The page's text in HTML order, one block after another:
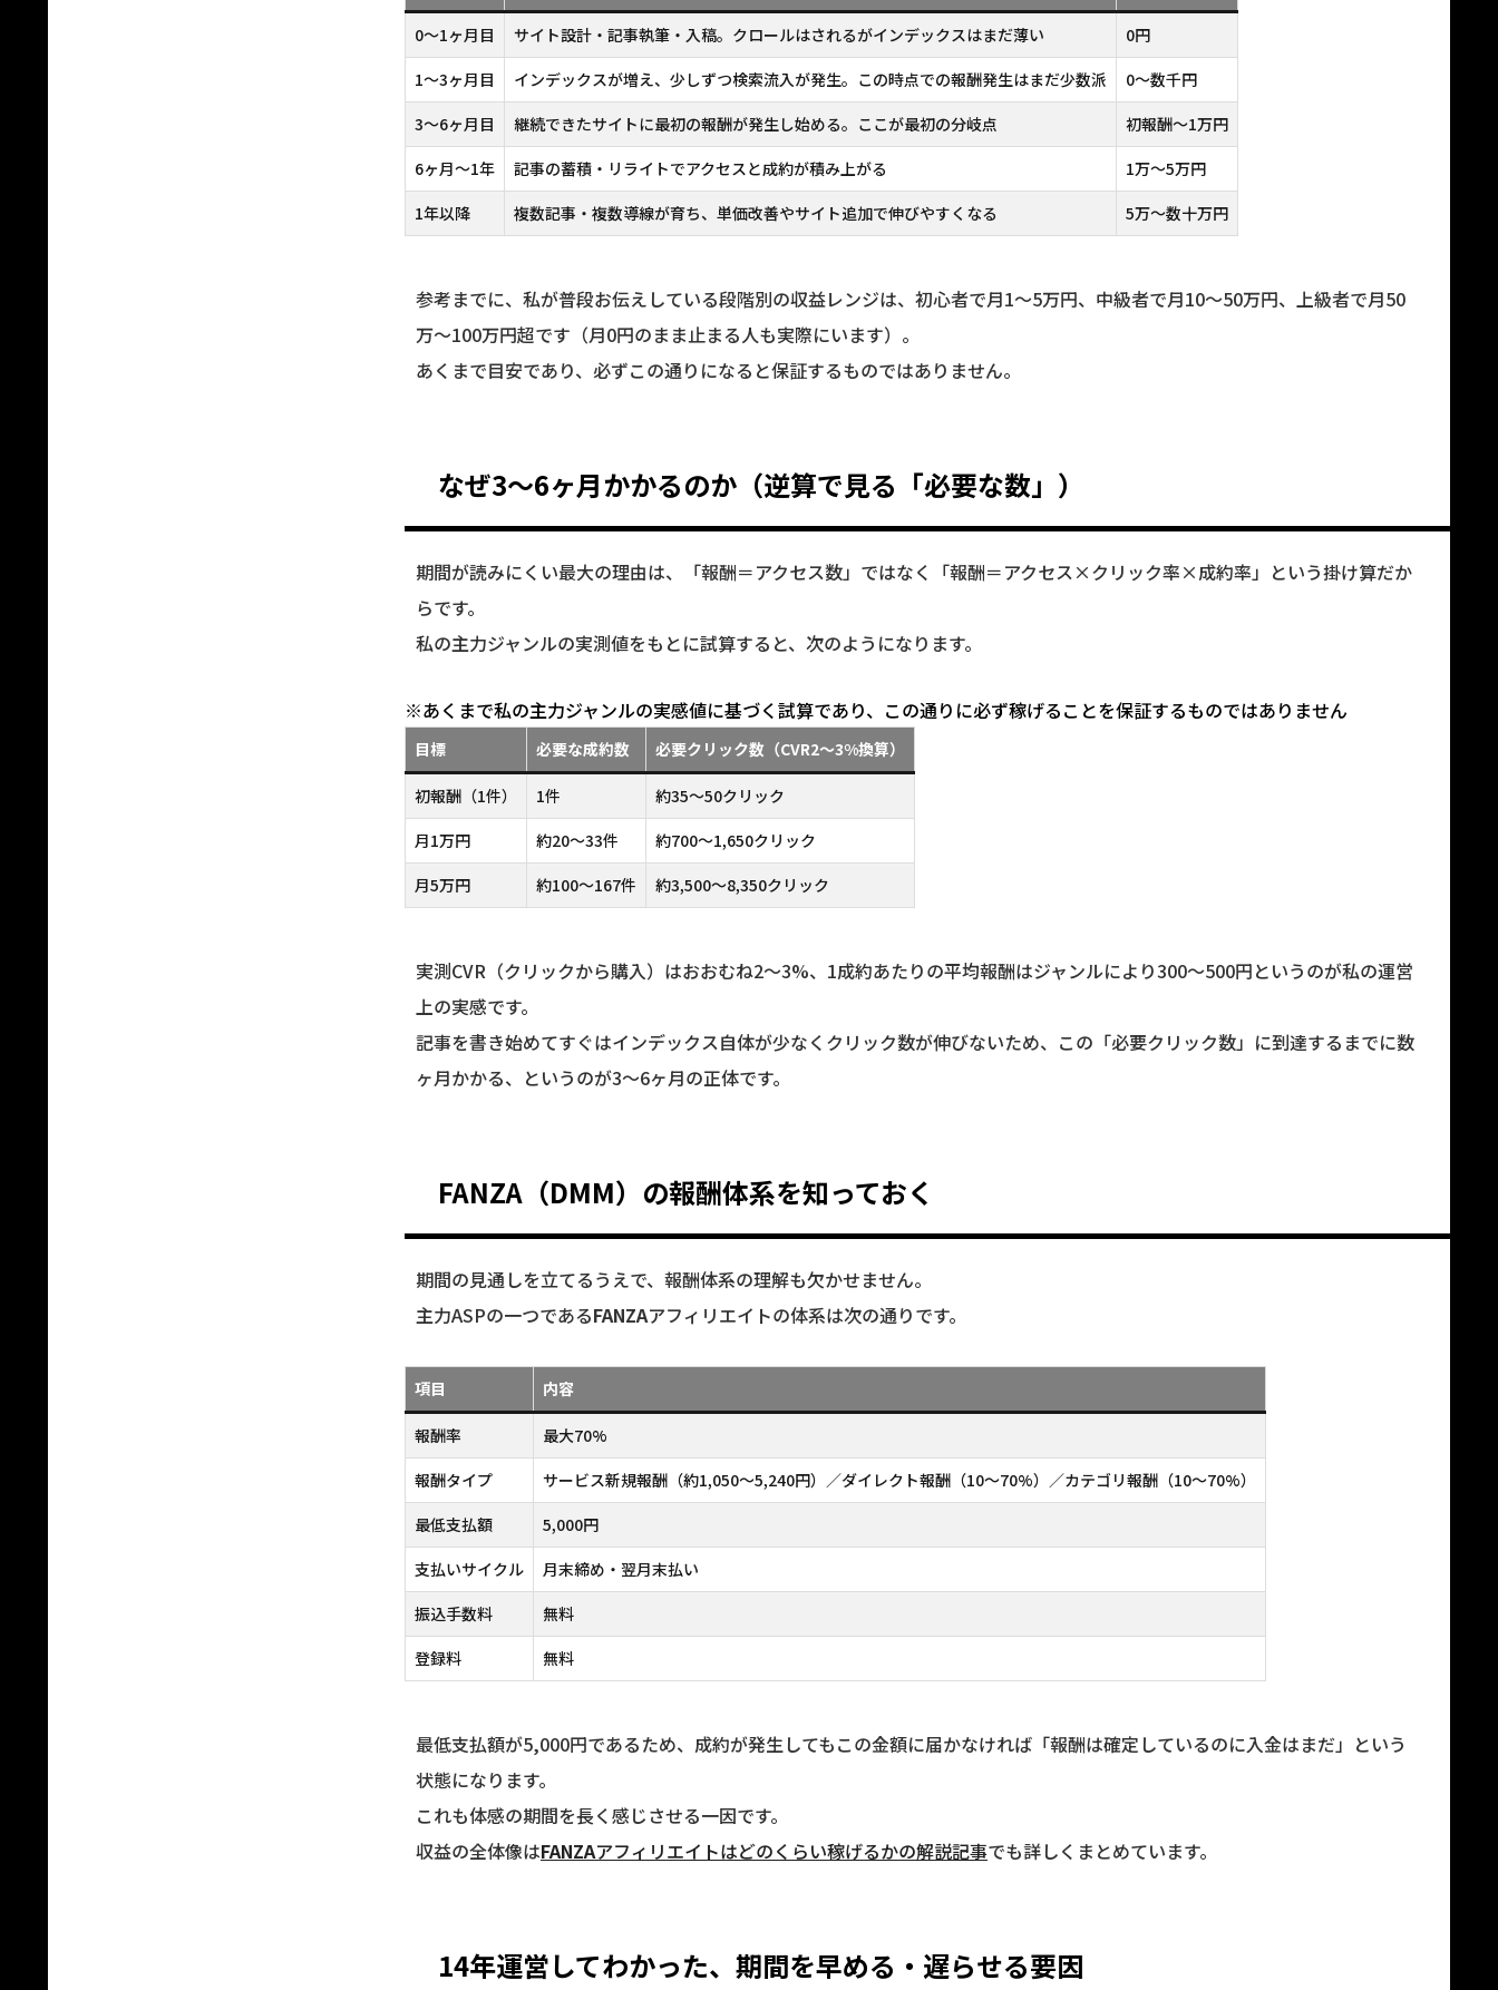
0〜1ヶ月目 サイト設計・記事執筆・入稿。クロールはされるがインデックスはまだ薄い
0円
1〜3ヶ月目
インデックスが増え、少しずつ検索流入が発生。この時点での報酬発生はまだ少数派
0〜数千円
3〜6ヶ月目
継続できたサイトに最初の報酬が発生し始める。ここが最初の分岐点
初報酬〜1万円
6ヶ月〜1年
記事の蓄積・リライトでアクセスと成約が積み上がる
1万〜5万円
1年以降
複数記事・複数導線が育ち、単価改善やサイト追加で伸びやすくなる 5万〜数十万円
参考までに、私が普段お伝えしている段階別の収益レンジは、初心者で月1〜5万円、中級者で月10〜50万円、上級者で月50
万〜100万円超です（月0円のまま止まる人も実際にいます）。
あくまで目安であり、必ずこの通りになると保証するものではありません。
なぜ3〜6ヶ月かかるのか（逆算で見る「必要な数」）
期間が読みにくい最大の理由は、「報酬＝アクセス数」ではなく「報酬＝アクセス×クリック率×成約率」という掛け算だか
らです。
私の主力ジャンルの実測値をもとに試算すると、次のようになります。
※あくまで私の主力ジャンルの実感値に基づく試算であり、この通りに必ず稼げることを保証するものではありません
目標 必要な成約数 必要クリック数（CVR2〜3%換算）
初報酬（1件） 1件
約35〜50クリック
月1万円
約20〜33件
約700〜1,650クリック
月5万円
約100〜167件 約3,500〜8,350クリック
実測CVR（クリックから購入）はおおむね2〜3%、1成約あたりの平均報酬はジャンルにより300〜500円というのが私の運営
上の実感です。
記事を書き始めてすぐはインデックス自体が少なくクリック数が伸びないため、この「必要クリック数」に到達するまでに数
ヶ月かかる、というのが3〜6ヶ月の正体です。
FANZA（DMM）の報酬体系を知っておく
期間の見通しを立てるうえで、報酬体系の理解も欠かせません。
主力ASPの一つであるFANZAアフィリエイトの体系は次の通りです。
項目 内容
報酬率
最大70%
報酬タイプ
サービス新規報酬（約1,050〜5,240円）／ダイレクト報酬（10〜70%）／カテゴリ報酬（10〜70%）
最低支払額
5,000円
支払いサイクル
月末締め・翌月末払い
振込手数料
無料
登録料
無料
最低支払額が5,000円であるため、成約が発生してもこの金額に届かなければ「報酬は確定しているのに入金はまだ」という
状態になります。
これも体感の期間を長く感じさせる一因です。
収益の全体像はFANZAアフィリエイトはどのくらい稼げるかの解説記事でも詳しくまとめています。
14年運営してわかった、期間を早める・遅らせる要因